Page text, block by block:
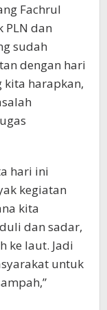
Fachrul
PLN dan
sudah
dengan hari
kita harapkan,
hari ini
kegiatan
kita
dan sadar,
ke laut. Jadi
untuk